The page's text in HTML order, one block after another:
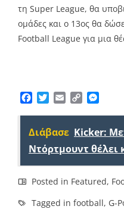
τη Super League, θα
ομάδες και ο 13ος θα
Football League για μια
Facebook
TwitterEmailCopy
Διάβασε Kicker:
Ντόρτμουντ θέλει
Posted in Featured,
Tagged in football, G-